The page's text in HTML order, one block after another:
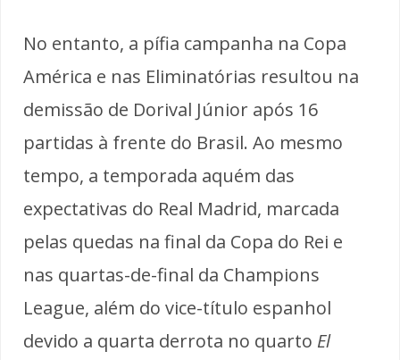
No entanto, a pífia campanha na Copa
América e nas Eliminatórias resultou na
demissão de Dorival Júnior após 16
partidas à frente do Brasil. Ao mesmo
tempo, a temporada aquém das
expectativas do Real Madrid, marcada
pelas quedas na final da Copa do Rei e
nas quartas-de-final da Champions
League, além do vice-título espanhol
devido a quarta derrota no quarto El